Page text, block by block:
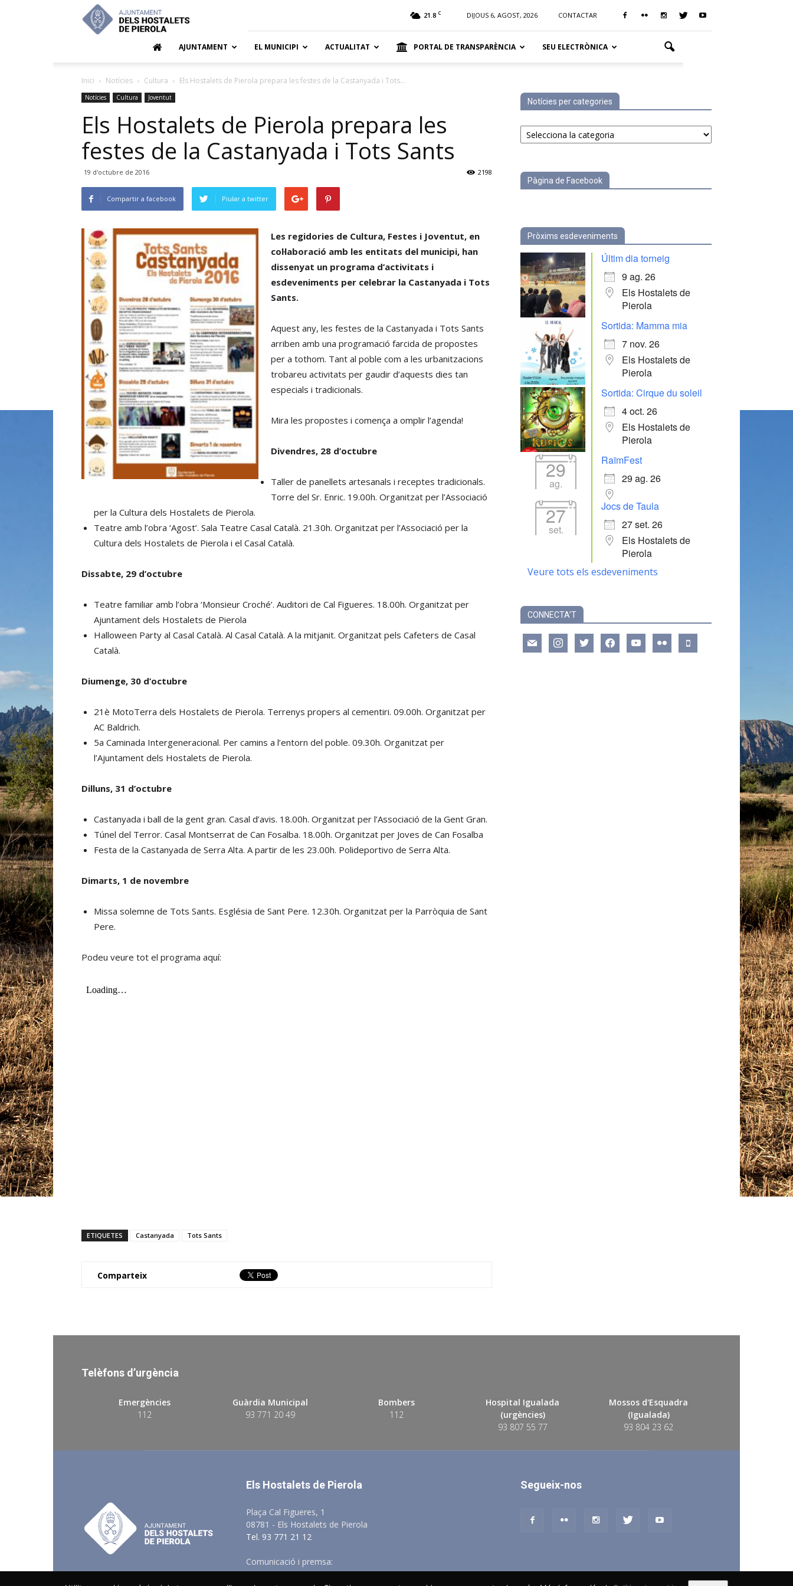
Hostalets
de
21.8 C DIJOUS 6, AGOST, 2026 CONTACTAR
AJUNTAMENT EL MUNICIPI ACTUALITAT PORTAL DE TRANSPARÈNCIA SEU ELECTRÒNICA
Inici Notícies Cultura Els Hostalets de Pierola prepara les festes de la Castanyada i Tots...
Notícies Cultura Joventut
Els Hostalets de Pierola prepara les
festes de la Castanyada i Tots Sants
19 d'octubre de 2016 2198
Compartir a facebook Piular a twitter
Les regidories de Cultura, Festes i Joventut, en
col·laboració amb les entitats del municipi, han
dissenyat un programa d’activitats i
esdeveniments per celebrar la Castanyada i Tots
Sants.
Aquest any, les festes de la Castanyada i Tots Sants
arriben amb una programació farcida de propostes
per a tothom. Tant al poble com a les urbanitzacions
trobareu activitats per gaudir d’aquests dies tan
especials i tradicionals.
Mira les propostes i comença a omplir l’agenda!
Divendres, 28 d’octubre
Taller de panellets artesanals i receptes tradicionals.
Torre del Sr. Enric. 19.00h. Organitzat per l’Associació
per la Cultura dels Hostalets de Pierola.
Teatre amb l’obra ‘Agost’. Sala Teatre Casal Català. 21.30h. Organitzat per l’Associació per la
Cultura dels Hostalets de Pierola i el Casal Català.
Dissabte, 29 d’octubre
Teatre familiar amb l’obra ‘Monsieur Croché’. Auditori de Cal Figueres. 18.00h. Organitzat per
Ajuntament dels Hostalets de Pierola
Halloween Party al Casal Català. Al Casal Català. A la mitjanit. Organitzat pels Cafeters de Casal
Català.
Diumenge, 30 d’octubre
21è MotoTerra dels Hostalets de Pierola. Terrenys propers al cementiri. 09.00h. Organitzat per
AC Baldrich.
5a Caminada Intergeneracional. Per camins a l’entorn del poble. 09.30h. Organitzat per
l’Ajuntament dels Hostalets de Pierola.
Dilluns, 31 d’octubre
Castanyada i ball de la gent gran. Casal d’avis. 18.00h. Organitzat per l’Associació de la Gent Gran.
Túnel del Terror. Casal Montserrat de Can Fosalba. 18.00h. Organitzat per Joves de Can Fosalba
Festa de la Castanyada de Serra Alta. A partir de les 23.00h. Polideportivo de Serra Alta.
Dimarts, 1 de novembre
Missa solemne de Tots Sants. Església de Sant Pere. 12.30h. Organitzat per la Parròquia de Sant
Pere.
Podeu veure tot el programa aquí:
ETIQUETES Castanyada Tots Sants
Comparteix
Notícies per categories
Notícies
per
Pàgina de Facebook
Pròxims esdeveniments
Últim dia torneig
9 ag. 26
Els Hostalets de
Pierola
Sortida: Mamma mia
7 nov. 26
Els Hostalets de
Pierola
Sortida: Cirque du soleil
4 oct. 26
Els Hostalets de
Pierola
29
ag.
RaïmFest
29 ag. 26
27
set.
Jocs de Taula
27 set. 26
Els Hostalets de
Pierola
Veure tots els esdeveniments
CONNECTA’T
mail instagramtwitter facebookyoutube flickr mobile
Telèfons d’urgència
Emergències
112
Guàrdia Municipal
93 771 20 49
Bombers
112
Hospital Igualada
(urgències)
93 807 55 77
Mossos d'Esquadra
(Igualada)
93 804 23 62
Els Hostalets de Pierola
Plaça Cal Figueres, 1
08781 - Els Hostalets de Pierola
Tel. 93 771 21 12
Comunicació i premsa:
Segueix-nos